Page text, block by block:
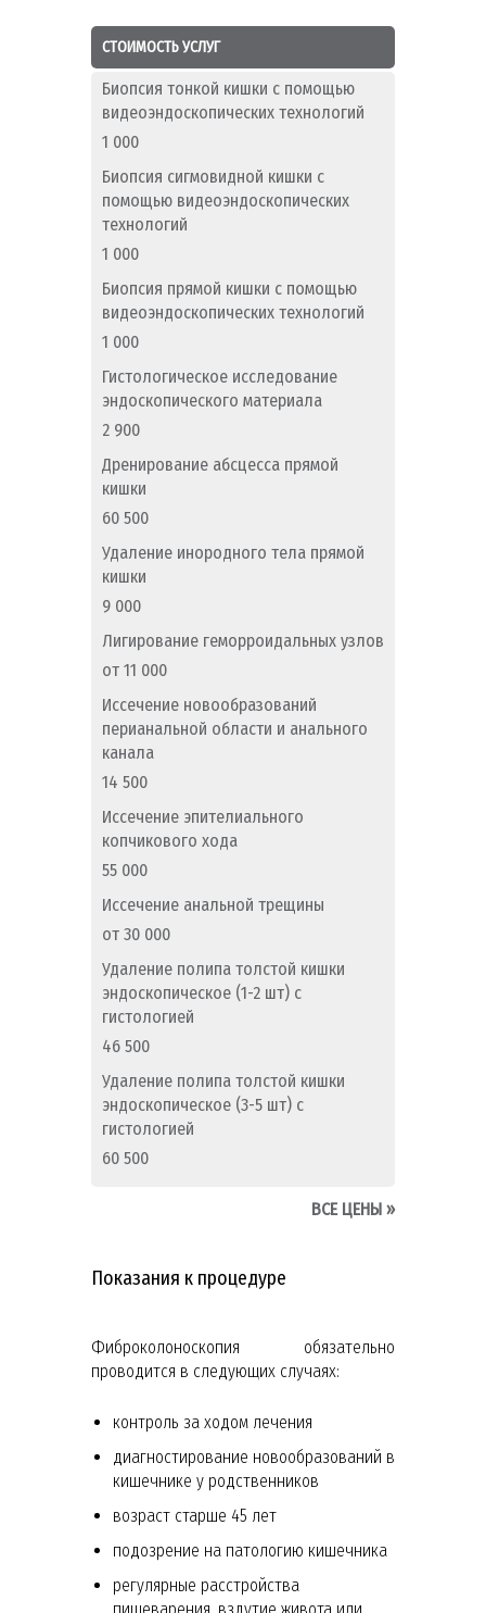
СТОИМОСТЬ УСЛУГ
Биопсия тонкой кишки с помощью
видеоэндоскопических технологий
1 000
Биопсия сигмовидной кишки с
помощью видеоэндоскопических
технологий
1 000
Биопсия прямой кишки с помощью
видеоэндоскопических технологий
1 000
Гистологическое исследование
эндоскопического материала
2 900
Дренирование абсцесса прямой
кишки
60 500
Удаление инородного тела прямой
кишки
9 000
Лигирование геморроидальных узлов
от 11 000
Иссечение новообразований
перианальной области и анального
канала
14 500
Иссечение эпителиального
копчикового хода
55 000
Иссечение анальной трещины
от 30 000
Удаление полипа толстой кишки
эндоскопическое (1-2 шт) с
гистологией
46 500
Удаление полипа толстой кишки
эндоскопическое (3-5 шт) с
гистологией
60 500
ВСЕ ЦЕНЫ »
Показания к процедуре
Фиброколоноскопия обязательно
проводится в следующих случаях:
контроль за ходом лечения
диагностирование новообразований в
кишечнике у родственников
возраст старше 45 лет
подозрение на патологию кишечника
регулярные расстройства